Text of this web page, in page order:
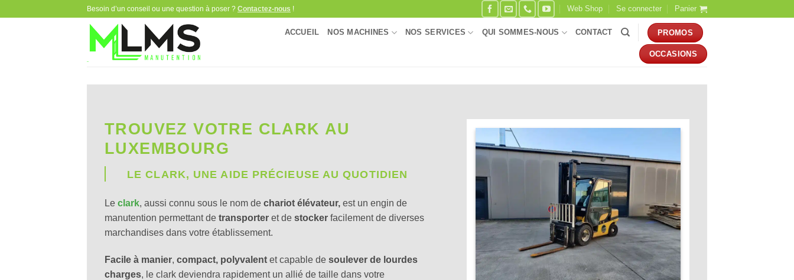
Besoin d’un conseil ou une question à poser ? Contactez-nous ! Web Shop Se connecter Panier
ACCUEIL NOS MACHINES NOS SERVICES QUI SOMMES-NOUS CONTACT PROMOS
OCCASIONS
TROUVEZ VOTRE CLARK AU
LUXEMBOURG
LE CLARK, UNE AIDE PRÉCIEUSE AU QUOTIDIEN
Le clark, aussi connu sous le nom de chariot élévateur, est un engin de
manutention permettant de transporter et de stocker facilement de diverses
marchandises dans votre établissement.
Facile à manier, compact, polyvalent et capable de soulever de lourdes
charges, le clark deviendra rapidement un allié de taille dans votre